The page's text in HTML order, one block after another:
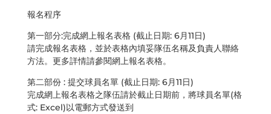
報名程序
第一部分:完成網上報名表格 (截止日期: 6月11日)
請完成報名表格，並於表格內填妥隊伍名稱及負責人聯絡
方法。更多詳情請參閱網上報名表格。
第二部份 : 提交球員名單 (截止日期: 6月11日)
完成網上報名表格之隊伍請於截止日期前，將球員名單(格
式: Excel)以電郵方式發送到